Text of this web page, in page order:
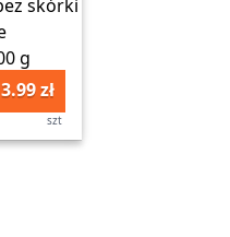
3.99 zł
szt